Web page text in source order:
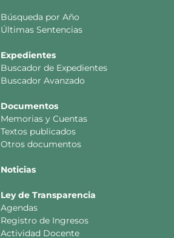
Búsqueda por Año
Últimas Sentencias
Expedientes
Buscador de Expedientes
Buscador Avanzado
Documentos
Memorias y Cuentas
Textos publicados
Otros documentos
Noticias
Ley de Transparencia
Agendas
Registro de Ingresos
Actividad Docente